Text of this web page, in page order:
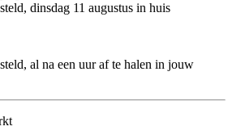
dinsdag 11 augustus in huis
al na een uur af te halen in jouw